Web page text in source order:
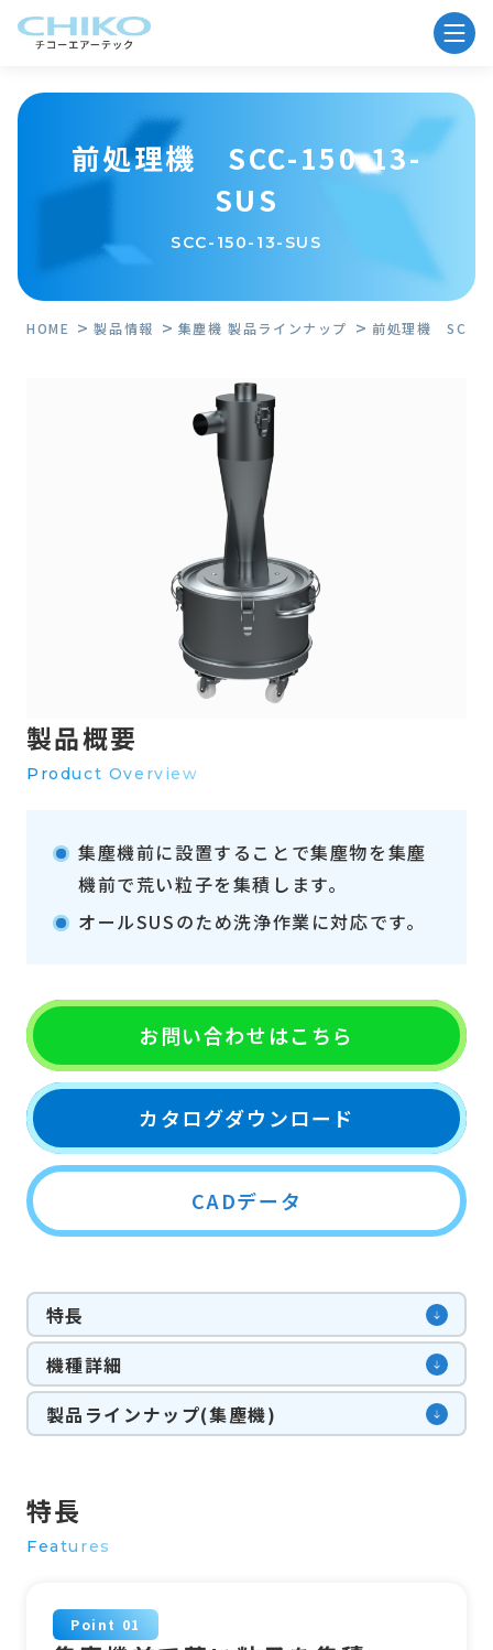
前処理機 SCC-150-13-
SUS
SCC-150-13-SUS
HOME 製品情報 集塵機 製品ラインナップ 前処理機 SCC-
製品概要
Product Overview
集塵機前に設置することで集塵物を集塵
機前で荒い粒子を集積します。
オールSUSのため洗浄作業に対応です。
お問い合わせはこちら
カタログダウンロード
CADデータ
特長
機種詳細
製品ラインナップ(集塵機)
特長
Features
Point 01